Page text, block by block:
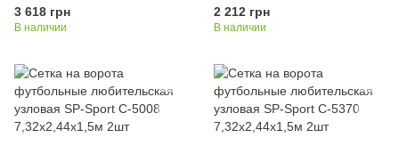
узловая SP-Sport SN-0030
7,32x2,44x1,5м 2шт
3 618 грн
В наличии
узловая SP-Sport C-5372
7,32x2,44x1,5м 2шт
2 212 грн
В наличии